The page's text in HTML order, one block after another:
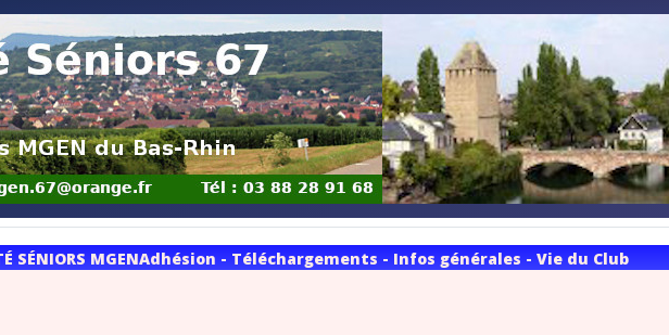
SÉNIORS MGENAdhésion - Téléchargements - Infos générales - Vie du Club